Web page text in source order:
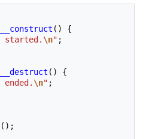
__construct ()
{
started. \n" ;
__destruct ()
{
ended. \n" ;
();